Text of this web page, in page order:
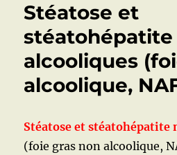
EN
:
SIGNES,
DIAGNOSTIC,
TRAITEMENT
Stéatose et
stéatohépatite
alcooliques
alcoolique,
Stéatose et stéatohépatite
(foie gras non alcoolique,